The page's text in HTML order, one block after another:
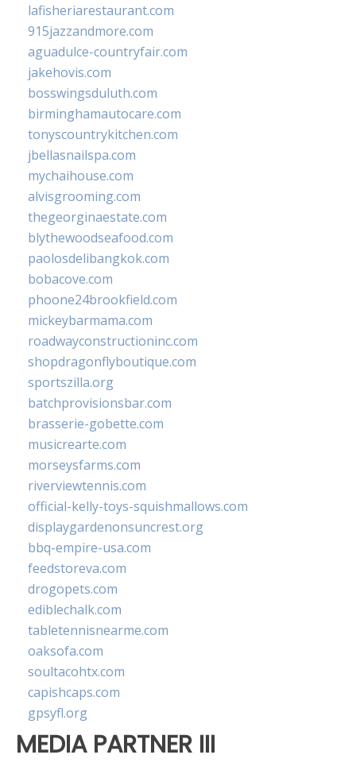
lafisheriarestaurant.com
915jazzandmore.com
aguadulce-countryfair.com
jakehovis.com
bosswingsduluth.com
birminghamautocare.com
tonyscountrykitchen.com
jbellasnailspa.com
mychaihouse.com
alvisgrooming.com
thegeorginaestate.com
blythewoodseafood.com
paolosdelibangkok.com
bobacove.com
phoone24brookfield.com
mickeybarmama.com
roadwayconstructioninc.com
shopdragonflyboutique.com
sportszilla.org
batchprovisionsbar.com
brasserie-gobette.com
musicrearte.com
morseysfarms.com
riverviewtennis.com
official-kelly-toys-squishmallows.com
displaygardenonsuncrest.org
bbq-empire-usa.com
feedstoreva.com
drogopets.com
ediblechalk.com
tabletennisnearme.com
oaksofa.com
soultacohtx.com
capishcaps.com
gpsyfl.org
MEDIA PARTNER III